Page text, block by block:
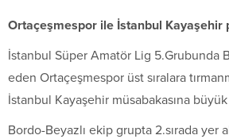
Ortaçeşmespor ile İstanbul Kayaşehir
İstanbul Süper Amatör Lig 5.Grubunda
eden Ortaçeşmespor üst sıralara
İstanbul Kayaşehir müsabakasına
Bordo-Beyazlı ekip grupta 2.sırada yer